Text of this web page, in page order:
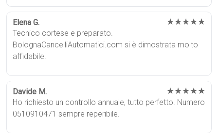
Elena G. ★★★★★
Tecnico cortese e preparato.
BolognaCancelliAutomatici.com si è dimostrata molto
affidabile.
Davide M. ★★★★★
Ho richiesto un controllo annuale, tutto perfetto. Numero
0510910471 sempre reperibile.